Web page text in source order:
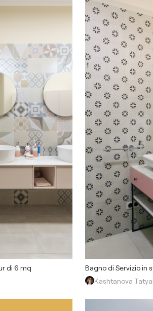
di 6 mq
Bagno di Servizio in
Kashtanova